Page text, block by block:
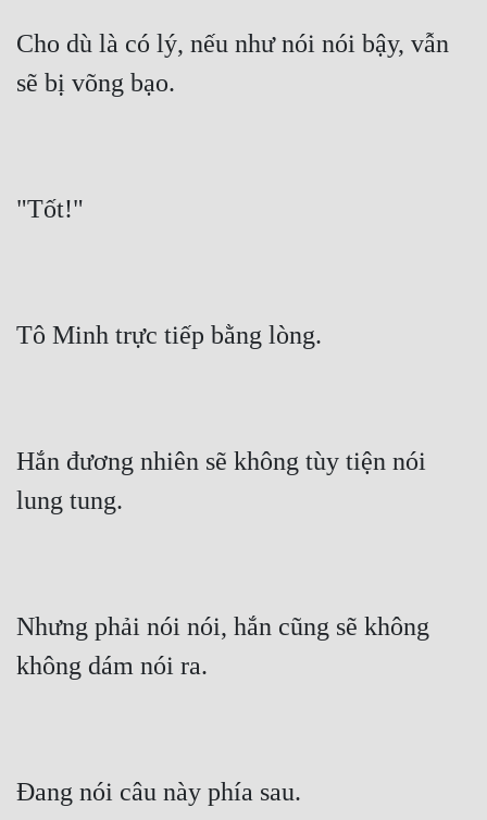
Cho dù là có lý, nếu như nói nói bậy, vẫn
sẽ bị võng bạo.
"Tốt!"
Tô Minh trực tiếp bằng lòng.
Hắn đương nhiên sẽ không tùy tiện nói
lung tung.
Nhưng phải nói nói, hắn cũng sẽ không
không dám nói ra.
Đang nói câu này phía sau.